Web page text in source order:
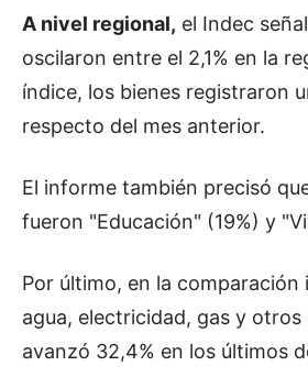
A nivel regional, el Indec
oscilaron entre el 2,1% en la
índice, los bienes registraron
respecto del mes anterior.
El informe también precisó
fueron "Educación" (19%) y
Por último, en la
agua, electricidad, gas y
avanzó 32,4% en los últimos